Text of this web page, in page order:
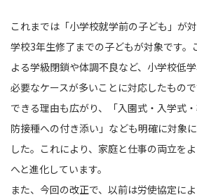
これまでは「小学校就学前の子ども」が
学校3年生修了までの子どもが対象です。
よる学級閉鎖や体調不良など、小学校低
必要なケースが多いことに対応したもの
できる理由も広がり、「入園式・入学式
防接種への付き添い」なども明確に対象
した。これにより、家庭と仕事の両立を
へと進化しています。
また、今回の改正で、以前は労使協定に